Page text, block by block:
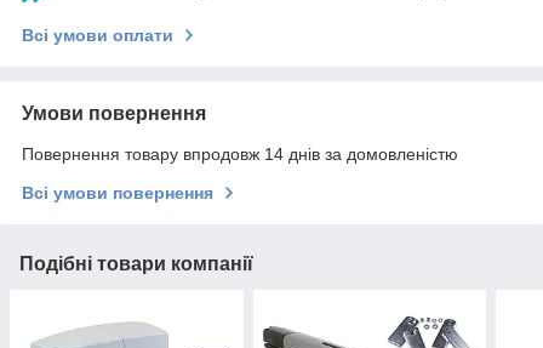
Всі умови оплати
Умови повернення
Повернення товару впродовж 14 днів за домовленістю
Всі умови повернення
Подібні товари компанії